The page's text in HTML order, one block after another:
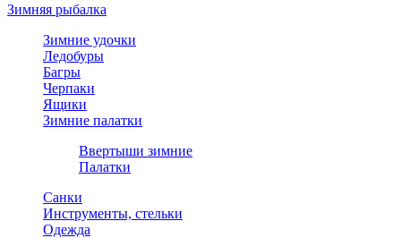
Зимняя рыбалка
Зимние удочки
Ледобуры
Багры
Черпаки
Ящики
Зимние палатки
Ввертыши зимние
Палатки
Санки
Инструменты, стельки
Одежда